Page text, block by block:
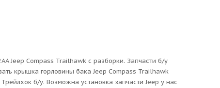
Jeep Compass Trailhawk с разборки. Запчасти б/у
крышка горловины бака Jeep Compass Trailhawk
б/у. Возможна установка запчасти Jeep у нас